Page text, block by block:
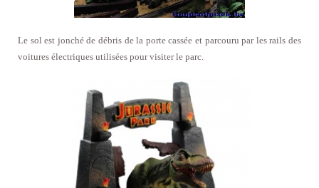
Le sol est jonché de débris de la porte cassée et parcouru par les rails des
voitures électriques utilisées pour visiter le parc.